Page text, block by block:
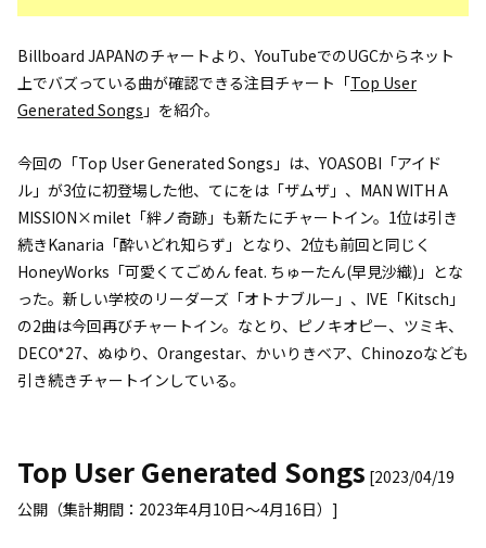
Billboard JAPANのチャートより、YouTubeでのUGCからネット
上でバズっている曲が確認できる注目チャート「Top User
Generated Songs 」を紹介。
今回の「Top User Generated Songs」は、YOASOBI「アイド
ル」が3位に初登場した他、てにをは「ザムザ」、MAN WITH A
MISSION×milet「絆ノ奇跡」も新たにチャートイン。1位は引き
続きKanaria「酔いどれ知らず」となり、2位も前回と同じく
HoneyWorks「可愛くてごめん feat. ちゅーたん(早見沙織)」とな
った。新しい学校のリーダーズ「オトナブルー」、IVE「Kitsch」
の2曲は今回再びチャートイン。なとり、ピノキオピー、ツミキ、
DECO*27、ぬゆり、Orangestar、かいりきベア、Chinozoなども
引き続きチャートインしている。
Top User Generated Songs [2023/04/19
公開（集計期間：2023年4月10日～4月16日）]